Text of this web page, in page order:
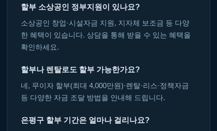
할부 소상공인 정부지원이 있나요?
소상공인 창업·시설자금 지원, 지자체 보조금 등 다양
한 혜택이 있습니다. 상담을 통해 받을 수 있는 혜택을
확인하세요.
할부나 렌탈로도 할부 가능한가요?
네, 무이자 할부(최대 4,000만원)·렌탈·리스·정책자금
등 다양한 자금 조달 방법을 안내해 드립니다.
은평구 할부 기간은 얼마나 걸리나요?